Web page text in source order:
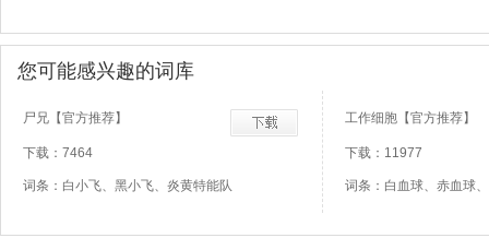
您可能感兴趣的词库
尸兄【官方推荐】
下载：7464
词条：白小飞、黑小飞、炎黄特能队
工作细胞【官方推荐】
下载：11977
词条：白血球、赤血球